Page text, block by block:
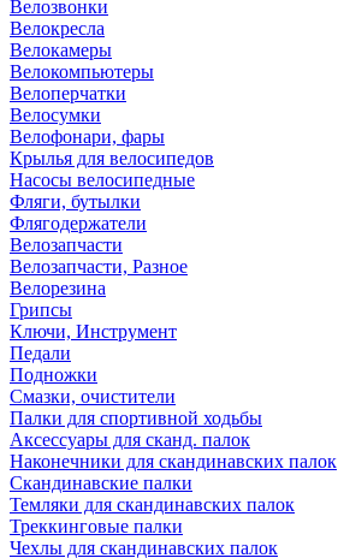
Велозвонки
Велокресла
Велокамеры
Велокомпьютеры
Велоперчатки
Велосумки
Велофонари, фары
Крылья для велосипедов
Насосы велосипедные
Фляги, бутылки
Флягодержатели
Велозапчасти
Велозапчасти, Разное
Велорезина
Грипсы
Ключи, Инструмент
Педали
Подножки
Смазки, очистители
Палки для спортивной ходьбы
Аксессуары для сканд. палок
Наконечники для скандинавских палок
Скандинавские палки
Темляки для скандинавских палок
Треккинговые палки
Чехлы для скандинавских палок